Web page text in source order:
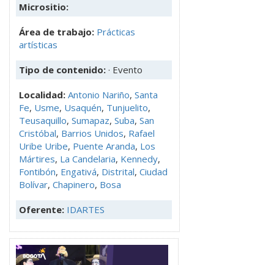
Micrositio:
Área de trabajo: Prácticas
artísticas
Tipo de contenido: · Evento
Localidad: Antonio Nariño, Santa
Fe, Usme, Usaquén, Tunjuelito,
Teusaquillo, Sumapaz, Suba, San
Cristóbal, Barrios Unidos, Rafael
Uribe Uribe, Puente Aranda, Los
Mártires, La Candelaria, Kennedy,
Fontibón, Engativá, Distrital, Ciudad
Bolívar, Chapinero, Bosa
Oferente: IDARTES